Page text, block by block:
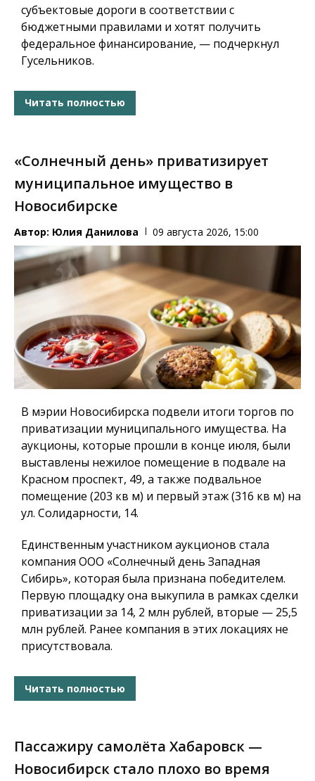
субъектовые дороги в соответствии с
бюджетными правилами и хотят получить
федеральное финансирование, — подчеркнул
Гусельников.
Читать полностью
«Солнечный день» приватизирует
муниципальное имущество в
Новосибирске
Автор: Юлия Данилова 09 августа 2026, 15:00
В мэрии Новосибирска подвели итоги торгов по
приватизации муниципального имущества. На
аукционы, которые прошли в конце июля, были
выставлены нежилое помещение в подвале на
Красном проспект, 49, а также подвальное
помещение (203 кв м) и первый этаж (316 кв м) на
ул. Солидарности, 14.
Единственным участником аукционов стала
компания ООО «Солнечный день Западная
Сибирь», которая была признана победителем.
Первую площадку она выкупила в рамках сделки
приватизации за 14, 2 млн рублей, вторые — 25,5
млн рублей. Ранее компания в этих локациях не
присутствовала.
Читать полностью
Пассажиру самолёта Хабаровск —
Новосибирск стало плохо во время